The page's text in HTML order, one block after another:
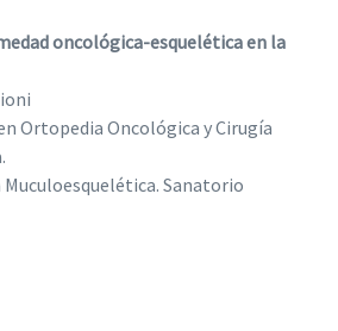
oncológica-esquelética en la
Ortopedia Oncológica y Cirugía
Muculoesquelética. Sanatorio